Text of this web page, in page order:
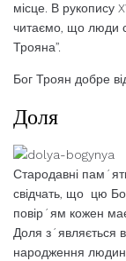
місце. В рукопису
читаємо, що люди
Трояна”.
Бог Троян добре
Доля
Стародавні
свідчать, що цю
повір´ям кожен
Доля з´являється в
народження